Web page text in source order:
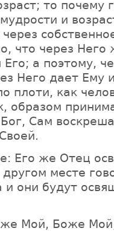
то почему
и
что через
Его; а поэтому,
Него дает Ему
плоти, как
образом
Сам
Его же Отец
месте
они будут
Мой, Боже